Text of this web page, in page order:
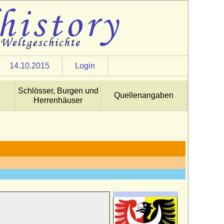
14.10.2015 Login
Schlösser, Burgen und
Herrenhäuser
Quellenangaben